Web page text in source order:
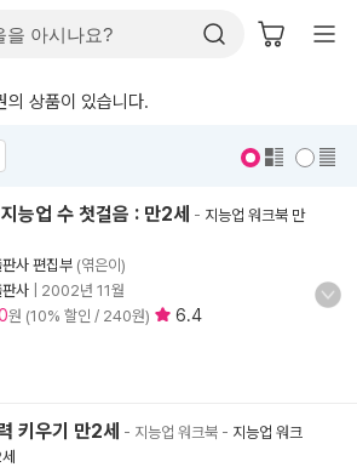
의 상품이 있습니다.
능업 수 첫걸음 : 만2세 - 지능업 워크북 만
사 편집부 (엮은이)
사
2002년 11월
원 (10% 할인 / 240원)
6.4
키우기 만2세 - 지능업 워크북 - 지능업 워크